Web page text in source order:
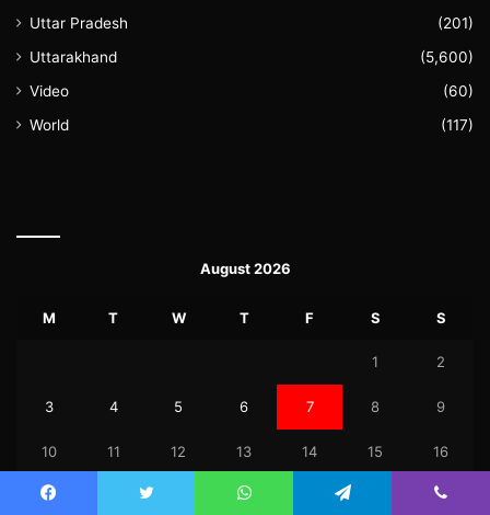
Uttar Pradesh
(201)
Uttarakhand
(5,600)
Video
(60)
World
(117)
August 2026
M T W T F S S
1 2
3 4 5 6 7 8 9
10 11 12 13 14 15 16
17 20
23